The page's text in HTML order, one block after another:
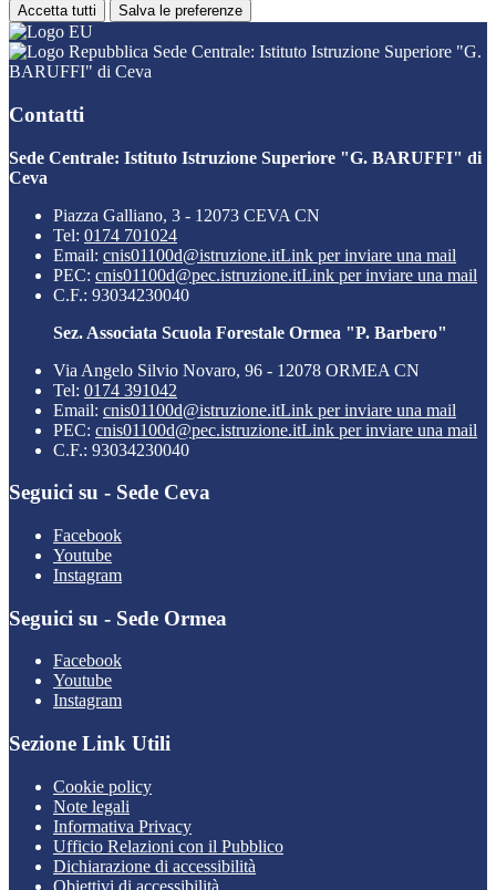
Accetta tutti Salva le preferenze
Sede Centrale: Istituto Istruzione Superiore "G.
BARUFFI" di Ceva
Contatti
Sede Centrale: Istituto Istruzione Superiore "G. BARUFFI" di
Ceva
Piazza Galliano, 3 - 12073 CEVA CN
Tel: 0174 701024
Email: cnis01100d@istruzione.itLink per inviare una mail
PEC: cnis01100d@pec.istruzione.itLink per inviare una mail
C.F.: 93034230040
Sez. Associata Scuola Forestale Ormea "P. Barbero"
Via Angelo Silvio Novaro, 96 - 12078 ORMEA CN
Tel: 0174 391042
Email: cnis01100d@istruzione.itLink per inviare una mail
PEC: cnis01100d@pec.istruzione.itLink per inviare una mail
C.F.: 93034230040
Seguici su - Sede Ceva
Facebook
Youtube
Instagram
Seguici su - Sede Ormea
Facebook
Youtube
Instagram
Sezione Link Utili
Cookie policy
Note legali
Informativa Privacy
Ufficio Relazioni con il Pubblico
Dichiarazione di accessibilità
Obiettivi di accessibilità